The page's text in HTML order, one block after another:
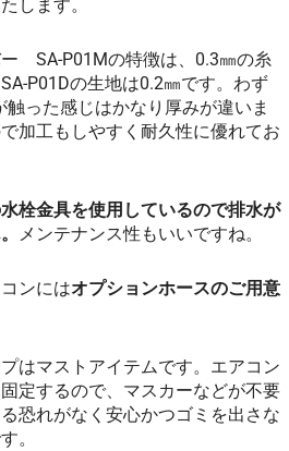
します。
SA-P01Mの特徴は、0.3㎜の糸
P01Dの生地は0.2㎜です。わず
った感じはかなり厚みが違いま
加工もしやすく耐久性に優れてお
栓金具を使用しているので排水が
メンテナンス性もいいですね。
ンにはオプションホースのご用意
はマストアイテムです。エアコン
定するので、マスカーなどが不要
恐れがなく安心かつゴミを出さな
。